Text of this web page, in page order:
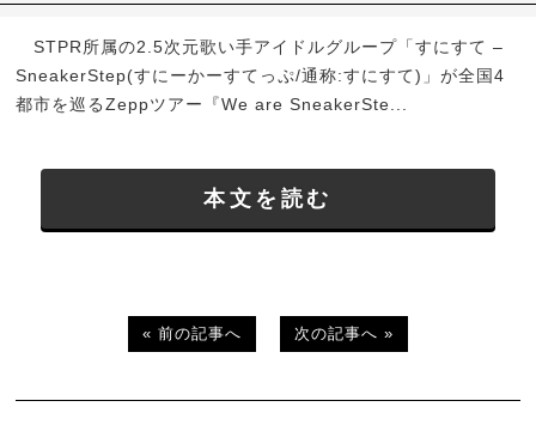
STPR所属の2.5次元歌い手アイドルグループ「すにすて –
SneakerStep(すにーかーすてっぷ/通称:すにすて)」が全国4
都市を巡るZeppツアー『We are SneakerSte...
本文を読む
« 前の記事へ 次の記事へ »